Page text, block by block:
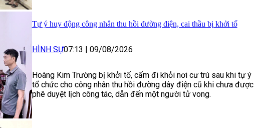
Tự ý huy động công nhân thu hồi đường điện, cai thầu bị khởi tố
HÌNH SỰ07:13 09/08/2026
Hoàng Kim Trường bị khởi tố, cấm đi khỏi nơi cư trú sau khi tự ý
tổ chức cho công nhân thu hồi đường dây điện cũ khi chưa được
phê duyệt lịch công tác, dẫn đến một người tử vong.